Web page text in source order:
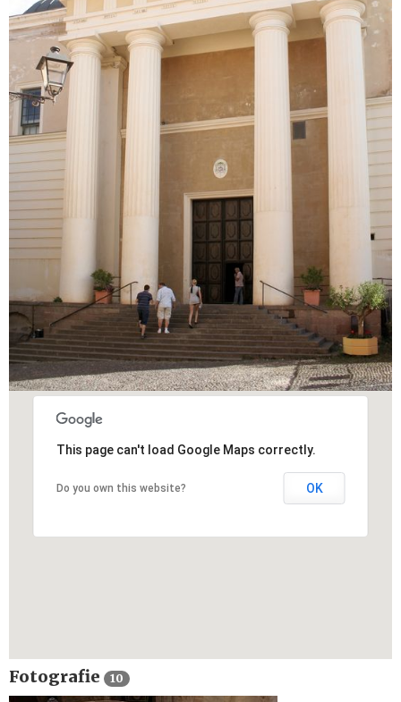
This page can't load Google Maps correctly.
Do you own this website? OK
Fotografie 10